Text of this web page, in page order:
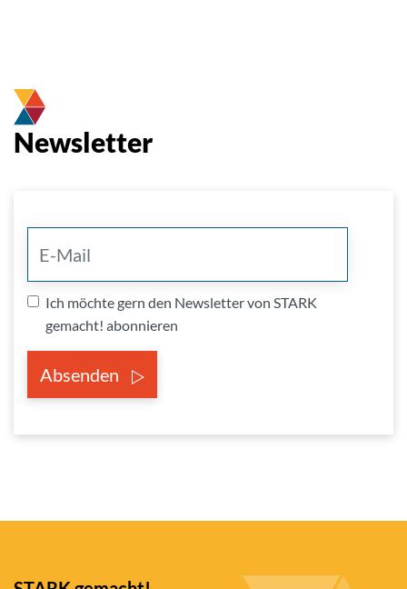
Newsletter
Ich möchte gern den Newsletter von STARK
gemacht! abonnieren
Absenden